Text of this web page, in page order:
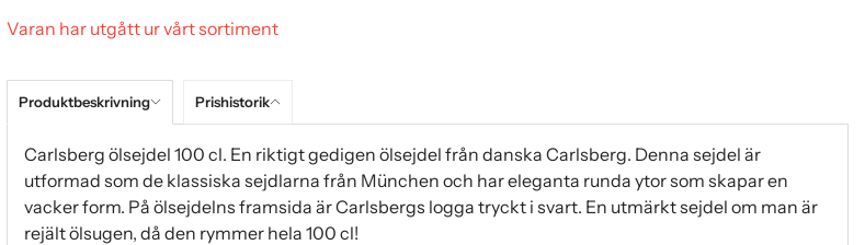
Varan har utgått ur vårt sortiment
Produktbeskrivning Prishistorik
Carlsberg ölsejdel 100 cl. En riktigt gedigen ölsejdel från danska Carlsberg. Denna sejdel är
utformad som de klassiska sejdlarna från München och har eleganta runda ytor som skapar en
vacker form. På ölsejdelns framsida är Carlsbergs logga tryckt i svart. En utmärkt sejdel om man är
rejält ölsugen, då den rymmer hela 100 cl!